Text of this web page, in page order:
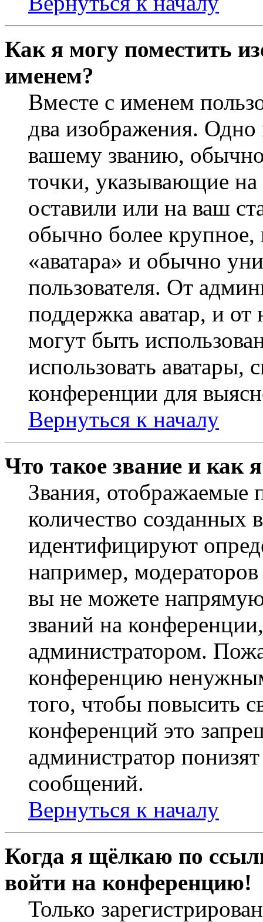
Как я могу поместить
именем?
Вместе с именем
два изображения.
вашему званию, обычно
точки, указывающие
оставили или на ваш
обычно более крупное,
«аватара» и обычно
пользователя. От
поддержка аватар, и от
могут быть
использовать аватары,
конференции для
Вернуться к началу
Что такое звание и как
Звания,
количество
идентифицируют
например,
вы не можете
званий на
администратором.
конференцию
того, чтобы повысить
конференций это
администратор
сообщений.
Вернуться к началу
Когда я щёлкаю по
войти на конференцию!
Только